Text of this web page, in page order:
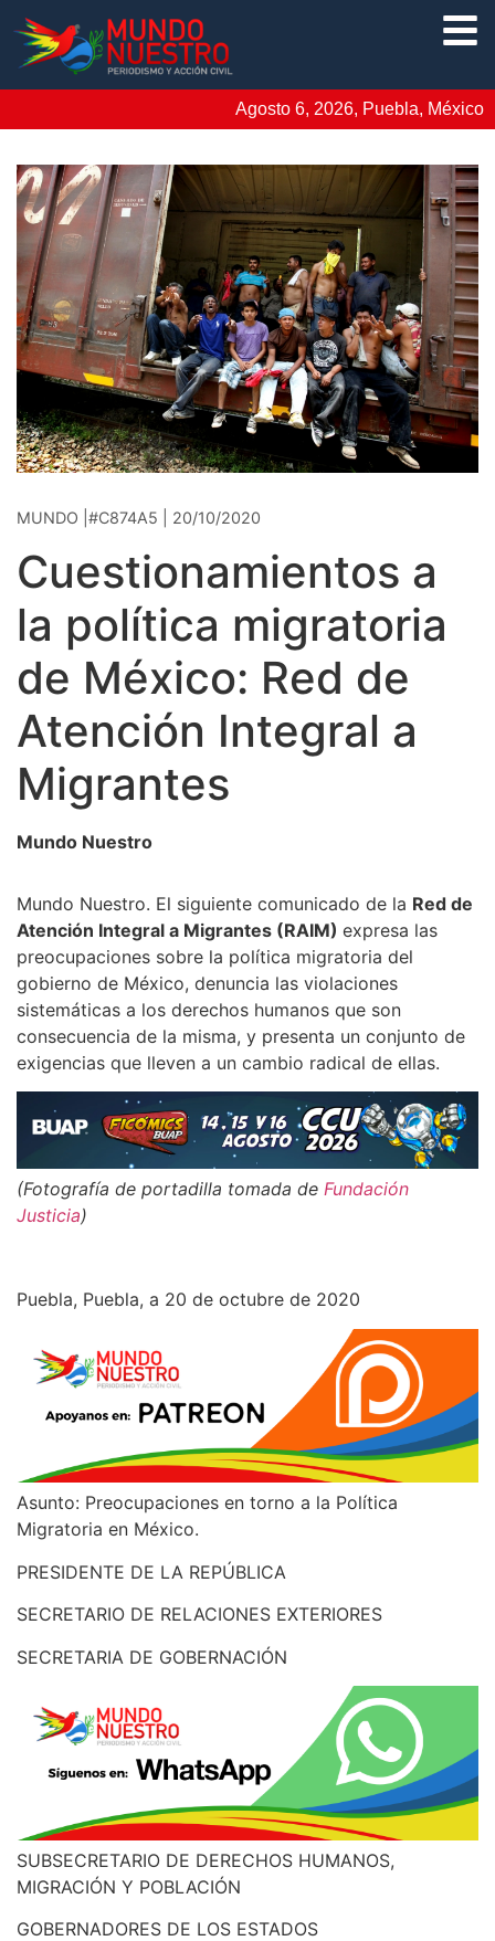
Agosto 6, 2026, Puebla, México
MUNDO |#C874A5 | 20/10/2020
Cuestionamientos a
la política migratoria
de México: Red de
Atención Integral a
Migrantes
Mundo Nuestro
Mundo Nuestro. El siguiente comunicado de la Red de
Atención Integral a Migrantes (RAIM) expresa las
preocupaciones sobre la política migratoria del
gobierno de México, denuncia las violaciones
sistemáticas a los derechos humanos que son
consecuencia de la misma, y presenta un conjunto de
exigencias que lleven a un cambio radical de ellas.
(Fotografía de portadilla tomada de Fundación
Justicia)
Puebla, Puebla, a 20 de octubre de 2020
Asunto: Preocupaciones en torno a la Política
Migratoria en México.
PRESIDENTE DE LA REPÚBLICA
SECRETARIO DE RELACIONES EXTERIORES
SECRETARIA DE GOBERNACIÓN
SUBSECRETARIO DE DERECHOS HUMANOS,
MIGRACIÓN Y POBLACIÓN
GOBERNADORES DE LOS ESTADOS